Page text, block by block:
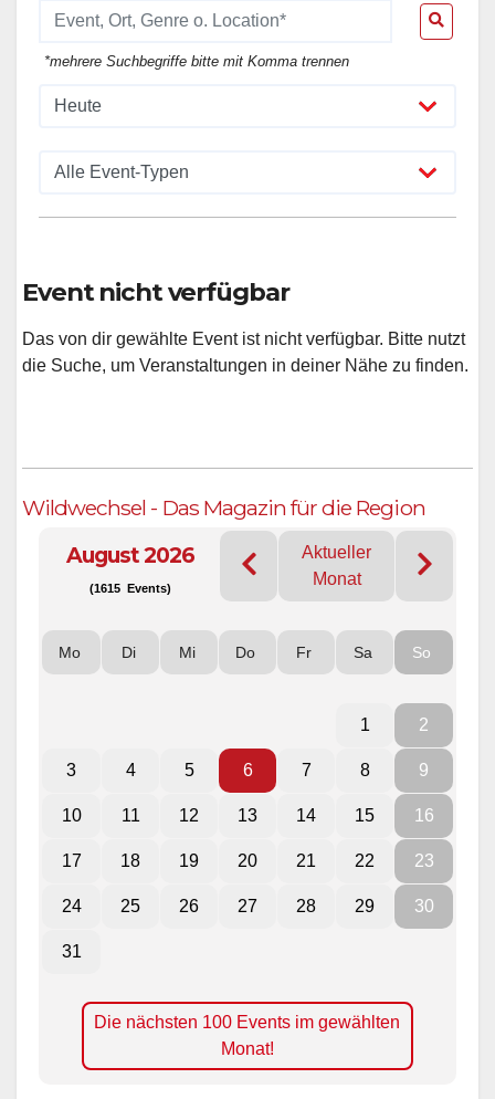
*mehrere Suchbegriffe bitte mit Komma trennen
Event nicht verfügbar
Das von dir gewählte Event ist nicht verfügbar. Bitte nutzt
die Suche, um Veranstaltungen in deiner Nähe zu finden.
Wildwechsel - Das Magazin für die Region
August 2026
(1615 Events)
Aktueller
Monat
Mo Di Mi Do Fr Sa So
1 2
3 4 5 6 7 8 9
10 11 12 13 14 15 16
17 18 19 20 21 22 23
24 25 26 27 28 29 30
31
Die nächsten 100 Events im gewählten
Monat!